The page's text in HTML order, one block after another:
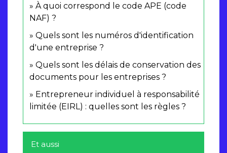
À quoi correspond le code APE (code
NAF) ?
Quels sont les numéros d'identification
d'une entreprise ?
Quels sont les délais de conservation des
documents pour les entreprises ?
Entrepreneur individuel à responsabilité
limitée (EIRL) : quelles sont les règles ?
Et aussi